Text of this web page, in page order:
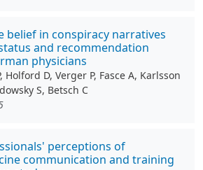
belief in conspiracy narratives
and recommendation
physicians
Holford D, Verger P, Fasce A, Karlsson
S, Betsch C
perceptions of
communication and training